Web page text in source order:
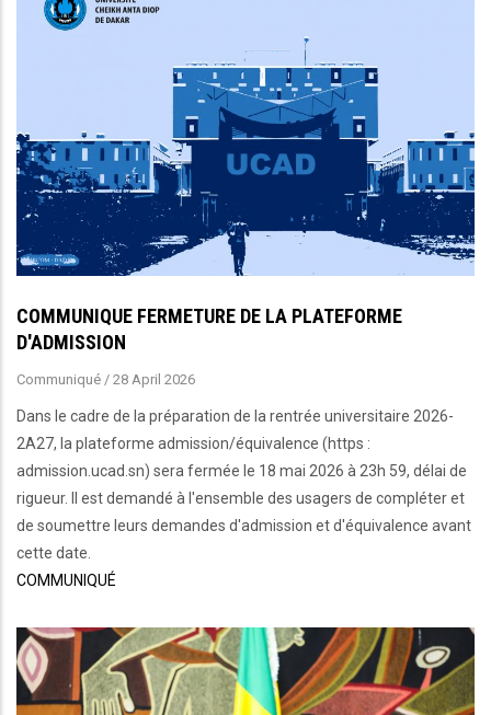
COMMUNIQUE FERMETURE DE LA PLATEFORME
D'ADMISSION
Communiqué / 28 April 2026
Dans le cadre de la préparation de la rentrée universitaire 2026-
2A27, la plateforme admission/équivalence (https :
admission.ucad.sn) sera fermée le 18 mai 2026 à 23h 59, délai de
rigueur. Il est demandé à l'ensemble des usagers de compléter et
de soumettre leurs demandes d'admission et d'équivalence avant
cette date.
COMMUNIQUÉ